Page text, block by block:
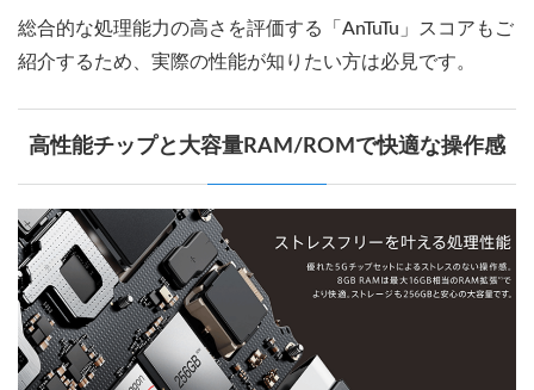
総合的な処理能力の高さを評価する「AnTuTu」スコアもご
紹介するため、実際の性能が知りたい方は必見です。
高性能チップと大容量RAM/ROMで快適な操作感